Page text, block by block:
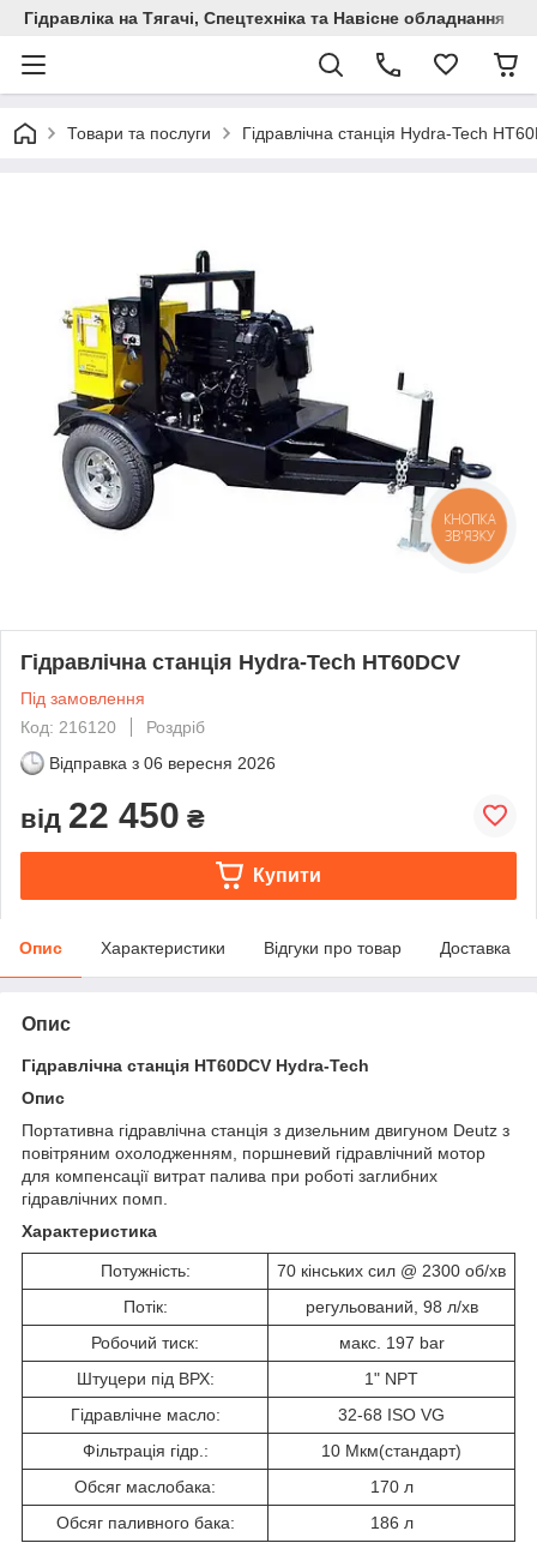
Гідравліка на Тягачі, Спецтехніка та Навісне обладнання
Товари та послуги Гідравлічна станція Hydra-Teсh
Гідравлічна станція Hydra-Teсh HT60DCV
Під замовлення
Код: 216120
Роздріб
Відправка з 06 вересня 2026
від 22 450 ₴
Купити
Опис Характеристики Відгуки про товар Доставка
Опис
Гідравлічна станція HT60DCV Hydra-Teсh
Опис
Портативна гідравлічна станція з дизельним двигуном Deutz з
повітряним охолодженням, поршневий гідравлічний мотор
для компенсації витрат палива при роботі заглибних
гідравлічних помп.
Характеристика
Потужність:
70 кінських сил @ 2300 об/хв
Потік:
регульований, 98 л/хв
Робочий тиск:
макс. 197 bar
Штуцери під ВРХ:
1" NPT
Гідравлічне масло:
32-68 ISO VG
Фільтрація гідр.:
10 Мкм(стандарт)
Обсяг маслобака:
170 л
Обсяг паливного бака:
186 л
КНОПКА
ЗВ'ЯЗКУ